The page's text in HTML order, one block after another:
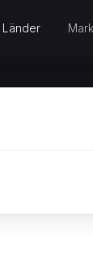
Länder